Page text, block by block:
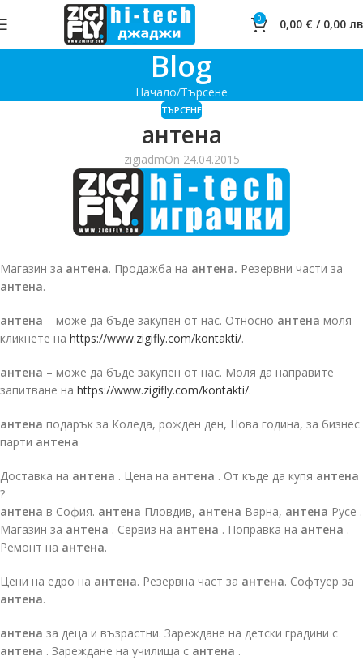
0 0,00 € / 0,00
Blog
Начало Търсене
ТЪРСЕНЕ
антена
zigiadmOn 24.04.2015
Магазин за антена. Продажба на антена. Резервни части за
антена.
антена – може да бъде закупен от нас. Относно антена моля
кликнете на https://www.zigifly.com/kontakti/.
антена – може да бъде закупен от нас. Моля да направите
запитване на https://www.zigifly.com/kontakti/.
антена подарък за Коледа, рожден ден, Нова година, за бизнес
парти антена
Доставка на антена . Цена на антена . От къде да купя антена
?
антена в София. антена Пловдив, антена Варна, антена Русе .
Магазин за антена . Сервиз на антена . Поправка на антена .
Ремонт на антена.
Цени на едро на антена. Резервна част за антена. Софтуер за
антена.
антена за деца и възрастни. Зареждане на детски градини с
антена . Зареждане на училища с антена .